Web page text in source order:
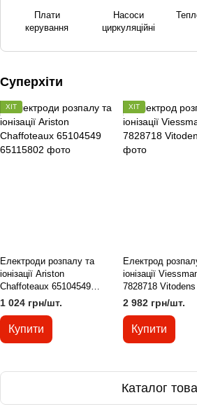
Плати
керування
Насоси
циркуляційні
Суперхіти
ХІТ
Електроди розпалу та
іонізації Ariston
Сhaffoteaux 65104549
65115802
1 024 грн/шт.
Купити
ХІТ
Електрод
іонізації
7828718
2 982 грн/шт.
Купити
Каталог